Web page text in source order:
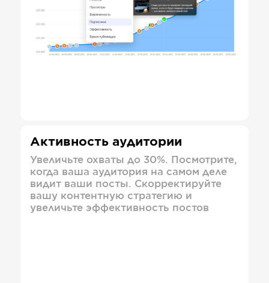
Активность аудитории
Увеличьте охваты до 30%. Посмотрите,
когда ваша аудитория на самом деле
видит ваши посты. Скорректируйте
вашу контентную стратегию и
увеличьте эффективность постов